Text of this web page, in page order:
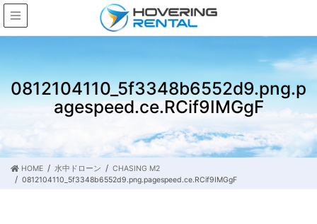
0812104110_5f3348b6552d9.png.p
agespeed.ce.RCif9IMGgF
HOME 水中ドローン
CHASING M2
0812104110_5f3348b6552d9.png.pagespeed.ce.RCif9IMGgF